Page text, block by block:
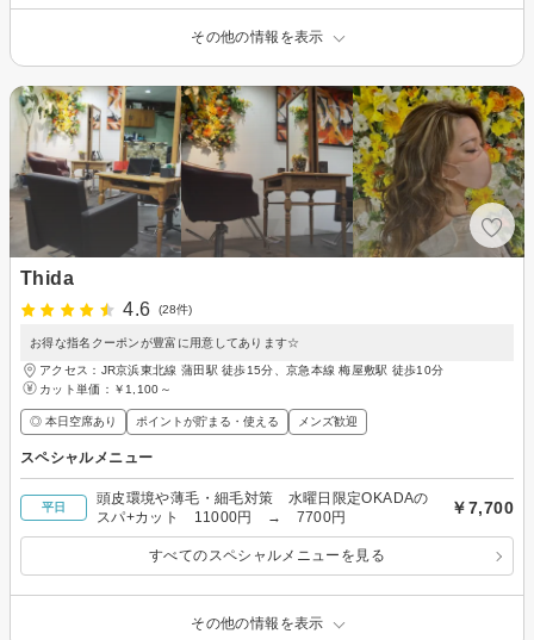
その他の情報を表示
Thida
4.6
(28件)
お得な指名クーポンが豊富に用意してあります☆
アクセス：JR京浜東北線 蒲田駅 徒歩15分、京急本線 梅屋敷駅 徒歩10分
カット単価： ￥1,100～
◎ 本日空席あり ポイントが貯まる・使える メンズ歓迎
スペシャルメニュー
平日
頭皮環境や薄毛・細毛対策 水曜日限定OKADAの
スパ+カット 11000円 → 7700円
￥7,700
すべてのスペシャルメニューを見る
その他の情報を表示